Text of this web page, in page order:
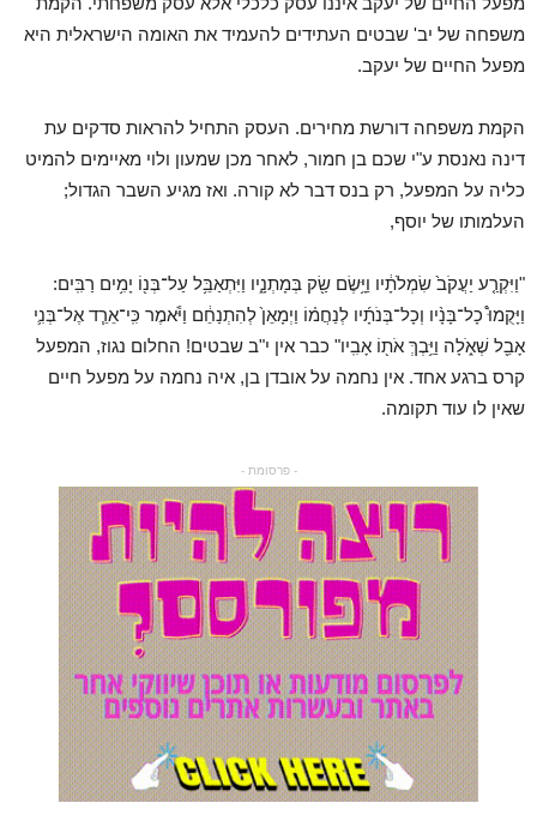
משפחה של יב' שבטים העתידים להעמיד את האומה הישראלית היא
מפעל החיים של יעקב.
הקמת משפחה דורשת מחירים. העסק התחיל להראות סדקים עת
דינה נאנסת ע"י שכם בן חמור, לאחר מכן שמעון ולוי מאיימים להמיט
כליה על המפעל, רק בנס דבר לא קורה. ואז מגיע השבר הגדול;
העלמותו של יוסף,
"וַיִּקְרַ֤ע יַעֲקֹב֙ שִׂמְלֹתָ֔יו וַיָּ֥שֶׂם שַׂ֖ק בְּמָתְנָ֑יו וַיִּתְאַבֵּ֥ל עַל־בְּנ֖וֹ יָמִ֥ים רַבִּֽים:
וַיָּקֻמוּ֩ כָל־בָּנָ֨יו וְכָל־בְּנֹתָ֜יו לְנַחֲמ֗וֹ וַיְמָאֵן֙ לְהִתְנַחֵ֔ם וַיֹּ֕אמֶר כִּֽי־אֵרֵ֧ד אֶל־בְּנִ֛י
אָבֵ֖ל שְׁאֹ֑לָה וַיֵּ֥בְךְּ אֹת֖וֹ אָבִֽיו" כבר אין י"ב שבטים! החלום נגוז, המפעל
קרס ברגע אחד. אין נחמה על אובדן בן, איה נחמה על מפעל חיים
שאין לו עוד תקומה.
- פרסומת -